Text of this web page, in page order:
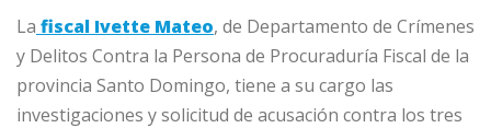
La fiscal Ivette Mateo, de Departamento de Crímenes
y Delitos Contra la Persona de Procuraduría Fiscal de la
provincia Santo Domingo, tiene a su cargo las
investigaciones y solicitud de acusación contra los tres